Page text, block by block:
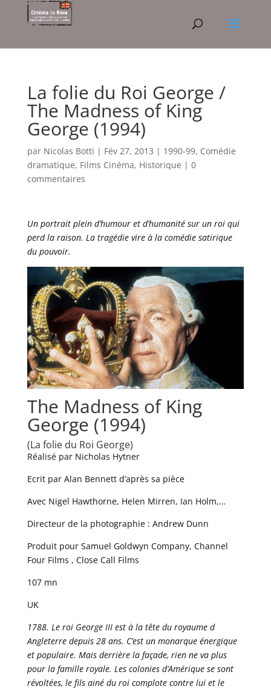
La folie du Roi George /
The Madness of King
George (1994)
par Nicolas Botti | Fév 27, 2013 | 1990-99, Comédie
dramatique, Films Cinéma, Historique | 0
commentaires
Un portrait plein d’humour et d’humanité sur un roi qui
perd la raison. La tragédie vire à la comédie satirique
du pouvoir.
The Madness of King
George (1994)
(La folie du Roi George)
Réalisé par Nicholas Hytner
Ecrit par Alan Bennett d’après sa pièce
Avec Nigel Hawthorne, Helen Mirren, Ian Holm,…
Directeur de la photographie : Andrew Dunn
Produit pour Samuel Goldwyn Company, Channel
Four Films , Close Call Films
107 mn
UK
1788. Le roi George III est à la tête du royaume d
Angleterre depuis 28 ans. C’est un monarque énergique
et populaire. Mais derrière la façade, rien ne va plus
pour la famille royale. Les colonies d’Amérique se sont
révoltées, le fils ainé du roi complote contre lui et le